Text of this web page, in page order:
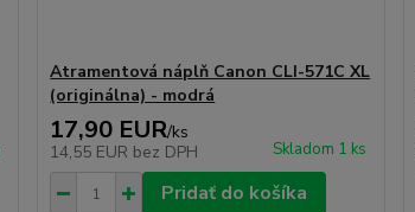
Atramentová náplň Canon CLI-571C XL
(originálna) - modrá
17,90 EUR/ks
14,55 EUR bez DPH Skladom 1 ks
Pridať do košíka